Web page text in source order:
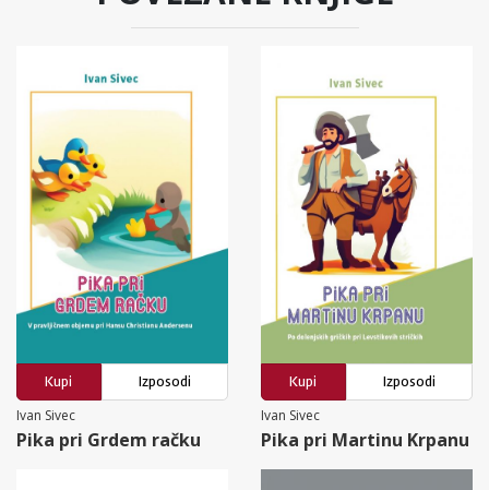
Kupi
Izposodi
Ivan Sivec
Pika pri Grdem račku
Kupi
Izposodi
Ivan Sivec
Pika pri Martinu Krpanu